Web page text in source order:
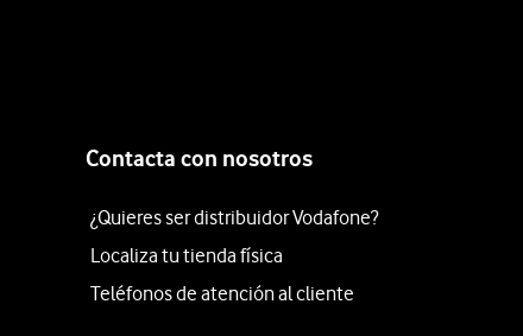
Contacta con nosotros
¿Quieres ser distribuidor Vodafone?
Localiza tu tienda física
Teléfonos de atención al cliente